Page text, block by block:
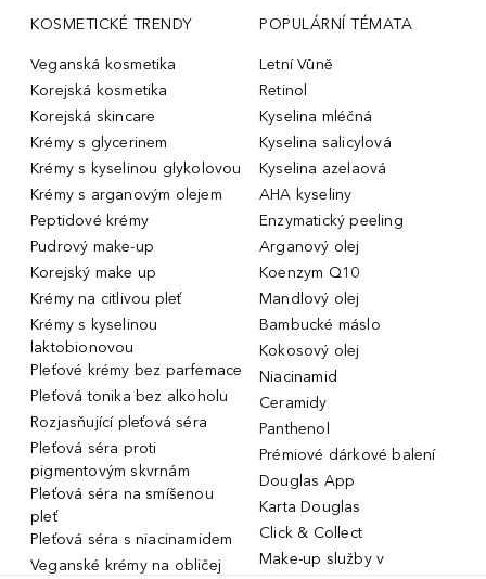
KOSMETICKÉ TRENDY
Veganská kosmetika
Korejská kosmetika
Korejská skincare
Krémy s glycerinem
Krémy s kyselinou glykolovou
Krémy s arganovým olejem
Peptidové krémy
Pudrový make-up
Korejský make up
Krémy na citlivou pleť
Krémy s kyselinou
laktobionovou
Pleťové krémy bez parfemace
Pleťová tonika bez alkoholu
Rozjasňující pleťová séra
Pleťová séra proti
pigmentovým skvrnám
Pleťová séra na smíšenou
pleť
Pleťová séra s niacinamidem
Veganské krémy na obličej
POPULÁRNÍ TÉMATA
Letní Vůně
Retinol
Kyselina mléčná
Kyselina salicylová
Kyselina azelaová
AHA kyseliny
Enzymatický peeling
Arganový olej
Koenzym Q10
Mandlový olej
Bambucké máslo
Kokosový olej
Niacinamid
Ceramidy
Panthenol
Prémiové dárkové balení
Douglas App
Karta Douglas
Click & Collect
Make-up služby v